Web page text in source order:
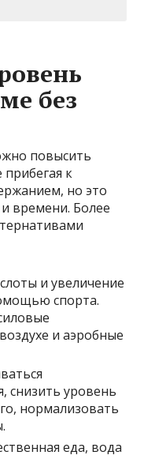
без
повысить
к
но это
времени. Более
и увеличение
спорта.
и аэробные
снизить уровень
нормализовать
еда, вода